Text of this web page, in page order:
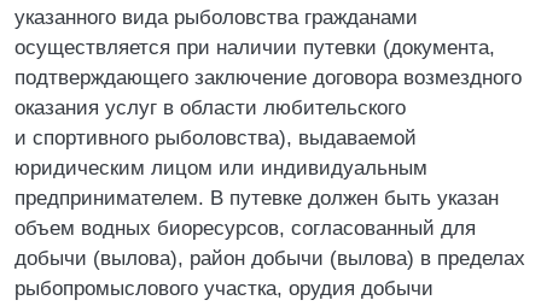
указанного вида рыболовства гражданами
осуществляется при наличии путевки (документа,
подтверждающего заключение договора возмездного
оказания услуг в области любительского
и спортивного рыболовства), выдаваемой
юридическим лицом или индивидуальным
предпринимателем. В путевке должен быть указан
объем водных биоресурсов, согласованный для
добычи (вылова), район добычи (вылова) в пределах
рыбопромыслового участка, орудия добычи